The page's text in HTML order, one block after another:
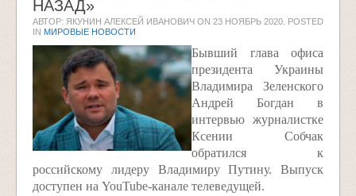
НАЗАД»
АВТОР: ЯКУНИН АЛЕКСЕЙ ИВАНОВИЧ ON 23 НОЯБРЬ 2020 . POSTED
IN МИРОВЫЕ НОВОСТИ
Бывший глава офиса
президента Украины
Владимира Зеленского
Андрей Богдан в
интервью журналистке
Ксении Собчак
обратился к
российскому лидеру Владимиру Путину. Выпуск
доступен на YouTube-канале телеведущей.